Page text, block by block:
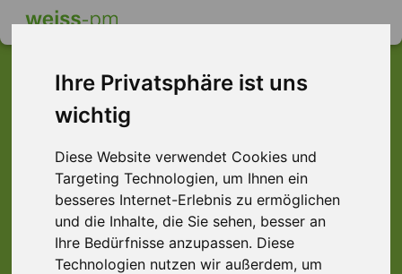
Ihre Privatsphäre ist uns
wichtig
Diese Website verwendet Cookies und
Targeting Technologien, um Ihnen ein
besseres Internet-Erlebnis zu ermöglichen
und die Inhalte, die Sie sehen, besser an
Ihre Bedürfnisse anzupassen. Diese
Technologien nutzen wir außerdem, um
Dieser Job ist leider
nicht mehr verfügbar ...
... aber vielleicht ist hier etwas dabei: